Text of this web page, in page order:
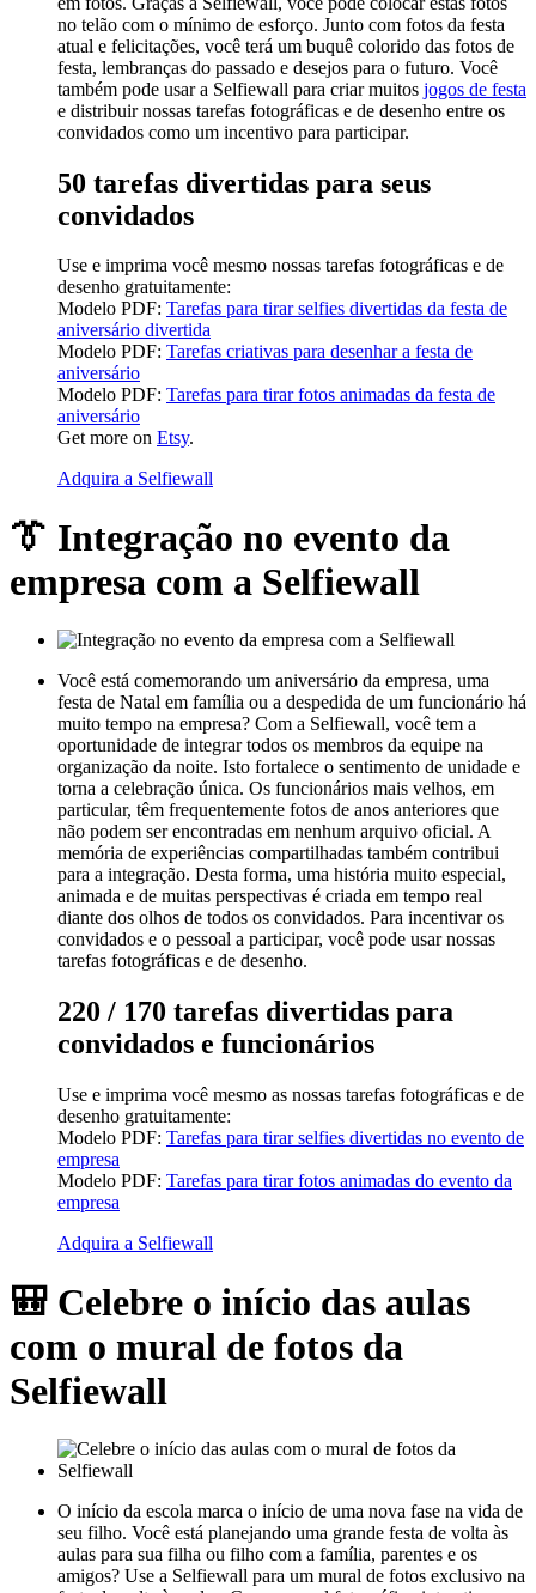
no telão com o mínimo de esforço. Junto com fotos da festa
atual e felicitações, você terá um buquê colorido das fotos de
festa, lembranças do passado e desejos para o futuro. Você
também pode usar a Selfiewall para criar muitos jogos de festa
e distribuir nossas tarefas fotográficas e de desenho entre os
convidados como um incentivo para participar.
50 tarefas divertidas para seus
convidados
Use e imprima você mesmo nossas tarefas fotográficas e de
desenho gratuitamente:
Modelo PDF: Tarefas para tirar selfies divertidas da festa de
aniversário divertida
Modelo PDF: Tarefas criativas para desenhar a festa de
aniversário
Modelo PDF: Tarefas para tirar fotos animadas da festa de
aniversário
Get more on Etsy.
Adquira a Selfiewall
👔 Integração no evento da
empresa com a Selfiewall
Você está comemorando um aniversário da empresa, uma
festa de Natal em família ou a despedida de um funcionário há
muito tempo na empresa? Com a Selfiewall, você tem a
oportunidade de integrar todos os membros da equipe na
organização da noite. Isto fortalece o sentimento de unidade e
torna a celebração única. Os funcionários mais velhos, em
particular, têm frequentemente fotos de anos anteriores que
não podem ser encontradas em nenhum arquivo oficial. A
memória de experiências compartilhadas também contribui
para a integração. Desta forma, uma história muito especial,
animada e de muitas perspectivas é criada em tempo real
diante dos olhos de todos os convidados. Para incentivar os
convidados e o pessoal a participar, você pode usar nossas
tarefas fotográficas e de desenho.
220 / 170 tarefas divertidas para
convidados e funcionários
Use e imprima você mesmo as nossas tarefas fotográficas e de
desenho gratuitamente:
Modelo PDF: Tarefas para tirar selfies divertidas no evento de
empresa
Modelo PDF: Tarefas para tirar fotos animadas do evento da
empresa
Adquira a Selfiewall
🎒 Celebre o início das aulas
com o mural de fotos da
Selfiewall
O início da escola marca o início de uma nova fase na vida de
seu filho. Você está planejando uma grande festa de volta às
aulas para sua filha ou filho com a família, parentes e os
amigos? Use a Selfiewall para um mural de fotos exclusivo na